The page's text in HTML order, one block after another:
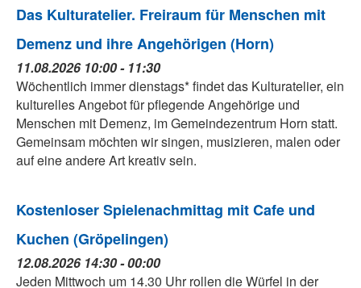
Das Kulturatelier. Freiraum für Menschen mit
Demenz und ihre Angehörigen (Horn)
11.08.2026 10:00 - 11:30
Wöchentlich immer dienstags* findet das Kulturatelier, ein
kulturelles Angebot für pflegende Angehörige und
Menschen mit Demenz, im Gemeindezentrum Horn statt.
Gemeinsam möchten wir singen, musizieren, malen oder
auf eine andere Art kreativ sein.
Kostenloser Spielenachmittag mit Cafe und
Kuchen (Gröpelingen)
12.08.2026 14:30 - 00:00
Jeden Mittwoch um 14.30 Uhr rollen die Würfel in der